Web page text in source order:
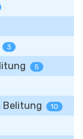
3
5
Belitung 10